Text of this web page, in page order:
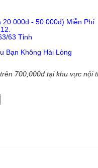
20.000đ - 50.000đ) Miễn Phí
63 Tỉnh
Bạn Không Hài Lòng
700,000đ tại khu vực nội